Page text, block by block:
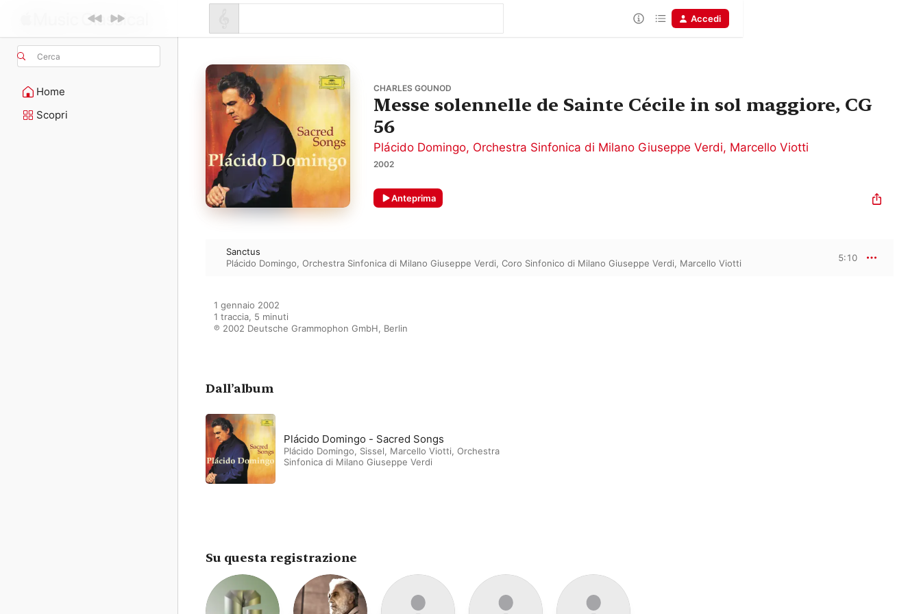
Cerca
Home
Scopri
Accedi
CHARLES GOUNOD
Messe solennelle de Sainte Cécile in sol maggiore, CG
56
Plácido Domingo, Orchestra Sinfonica di Milano Giuseppe Verdi, Marcello Viotti
2002
Anteprima
Sanctus
Plácido Domingo, Orchestra Sinfonica di Milano Giuseppe Verdi, Coro Sinfonico di Milano Giuseppe Verdi, Marcello Viotti
5:10
1 gennaio 2002
1 traccia, 5 minuti
℗ 2002 Deutsche Grammophon GmbH, Berlin
Dall’album
Plácido Domingo - Sacred Songs
Plácido Domingo, Sissel, Marcello Viotti, Orchestra
Sinfonica di Milano Giuseppe Verdi
Su questa registrazione